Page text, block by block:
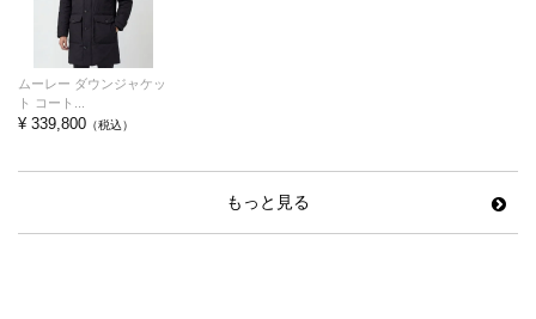
ムーレー ダウンジャケッ
ト コート...
¥ 339,800 （税込）
もっと見る